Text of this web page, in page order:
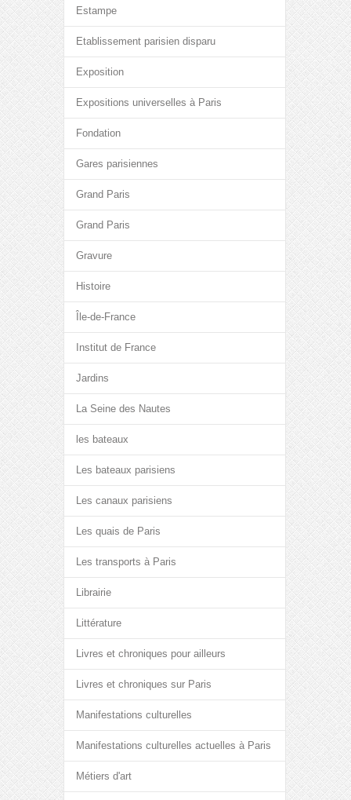
Estampe
Etablissement parisien disparu
Exposition
Expositions universelles à Paris
Fondation
Gares parisiennes
Grand Paris
Grand Paris
Gravure
Histoire
Île-de-France
Institut de France
Jardins
La Seine des Nautes
les bateaux
Les bateaux parisiens
Les canaux parisiens
Les quais de Paris
Les transports à Paris
Librairie
Littérature
Livres et chroniques pour ailleurs
Livres et chroniques sur Paris
Manifestations culturelles
Manifestations culturelles actuelles à Paris
Métiers d'art